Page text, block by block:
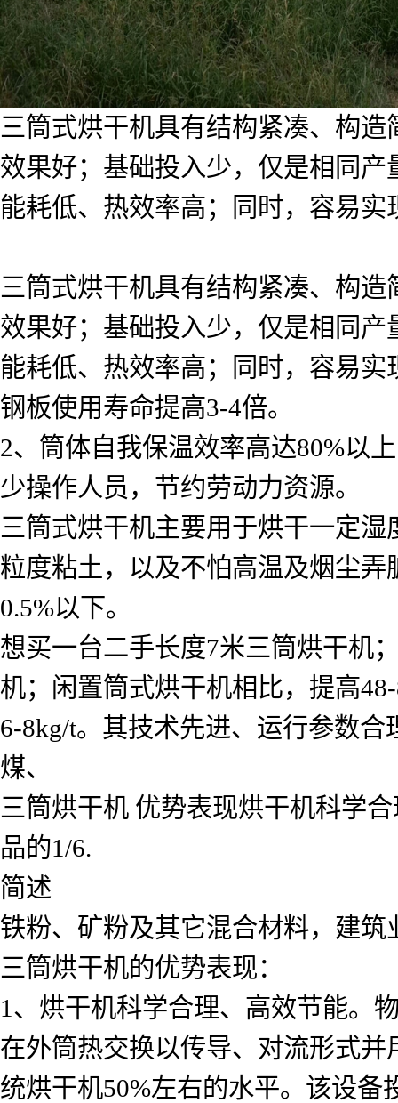
三筒式烘干机具有结构紧凑、构
效果好；基础投入少，仅是相同
能耗低、热效率高；同时，容易实
三筒式烘干机具有结构紧凑、构
效果好；基础投入少，仅是相同
能耗低、热效率高；同时，容易实
钢板使用寿命提高3-4倍。
2、筒体自我保温效率高达80%以
少操作人员，节约劳动力资源。
三筒式烘干机主要用于烘干一定
粒度粘土，以及不怕高温及烟尘
0.5%以下。
想买一台二手长度7米三筒烘干机
机；闲置筒式烘干机相比，提高
6-8kg/t。其技术先进、运行参数
煤、
三筒烘干机 优势表现烘干机科学
品的1/6.
简述
铁粉、矿粉及其它混合材料，建
三筒烘干机的优势表现：
1、烘干机科学合理、高效节能。
在外筒热交换以传导、对流形式
统烘干机50%左右的水平。该设备